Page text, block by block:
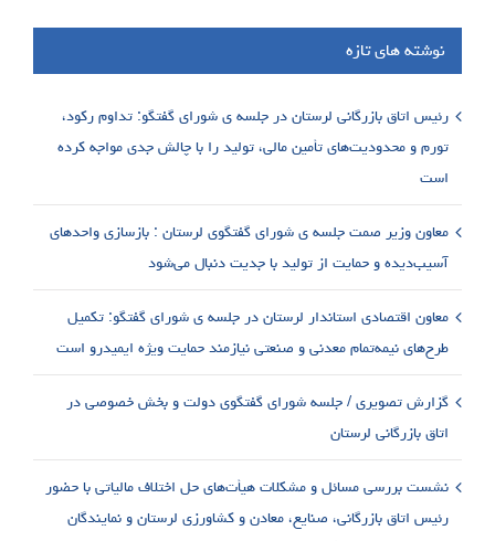
نوشته های تازه
رئیس اتاق بازرگانی لرستان در جلسه ی شورای گفتگو: تداوم رکود،
تورم و محدودیت‌های تأمین مالی، تولید را با چالش جدی مواجه کرده
است
معاون وزیر صمت جلسه ی شورای گفتگوی لرستان : بازسازی واحدهای
آسیب‌دیده و حمایت از تولید با جدیت دنبال می‌شود
معاون اقتصادی استاندار لرستان در جلسه ی شورای گفتگو: تکمیل
طرح‌های نیمه‌تمام معدنی و صنعتی نیازمند حمایت ویژه ایمیدرو است
گزارش تصویری / جلسه شورای گفتگوی دولت و بخش خصوصی در
اتاق بازرگانی لرستان
نشست بررسی مسائل و مشکلات هیأت‌های حل اختلاف مالیاتی با حضور
رئیس اتاق بازرگانی، صنایع، معادن و کشاورزی لرستان و نمایندگان